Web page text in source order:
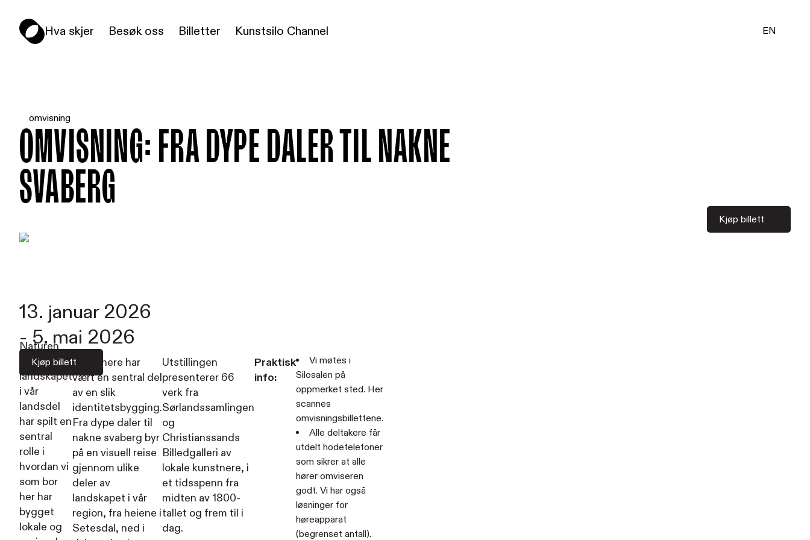
Hva skjer Besøk oss Billetter Kunstsilo Channel EN
omvisning
Omvisning: Fra dype daler til nakne
svaberg
Kjøp billett
13. januar 2026
- 5. mai 2026
Kjøp billett
Naturen
landskapet
i vår
landsdel
har spilt en
sentral
rolle i
hvordan vi
som bor
her har
bygget
lokale og
Kunstnere har
vært en sentral del
av en slik
identitetsbygging.
Fra dype daler til
nakne svaberg byr
på en visuell reise
gjennom ulike
deler av
landskapet i vår
region, fra heiene i
Setesdal, ned i
Utstillingen
presenterer 66
verk fra
Sørlandssamlingen
og
Christianssands
Billedgalleri av
lokale kunstnere, i
et tidsspenn fra
midten av 1800-
tallet og frem til i
dag.
Praktisk
info:
Vi møtes i
Silosalen på
oppmerket sted. Her
scannes
omvisningsbillettene.
Alle deltakere får
utdelt hodetelefoner
som sikrer at alle
hører omviseren
godt. Vi har også
løsninger for
høreapparat
(begrenset antall).